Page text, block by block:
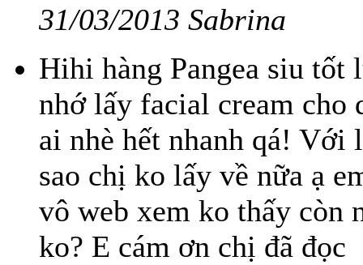
31/03/2013 Sabrina
Hihi hàng Pangea siu
nhớ lấy facial cream cho
ai nhè hết nhanh qá! Với
sao chị ko lấy về nữa ạ
vô web xem ko thấy còn
ko? E cám ơn chị đã đọc